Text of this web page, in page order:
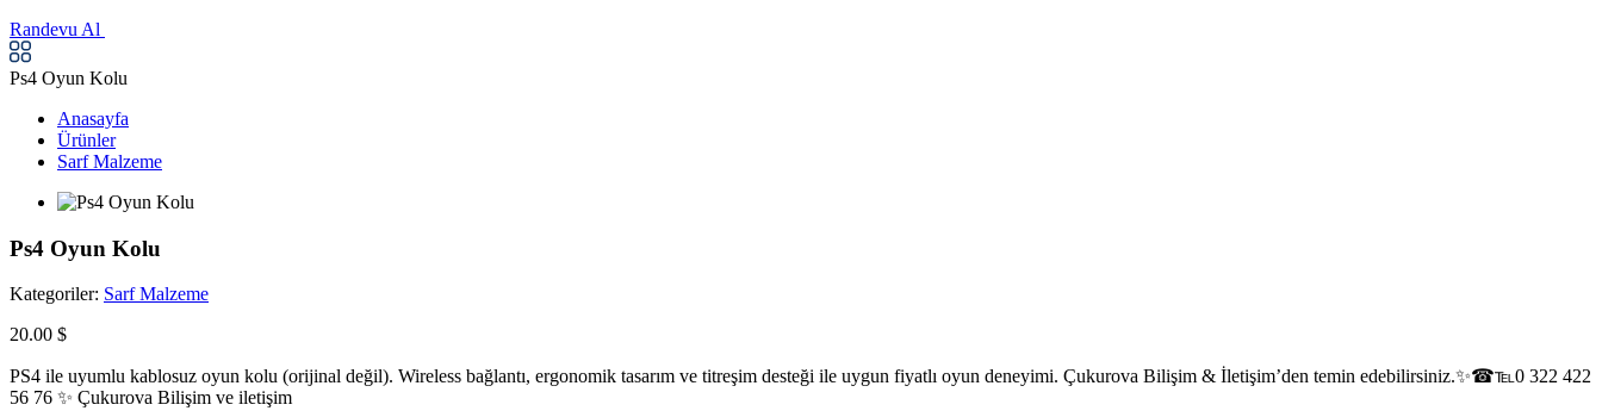
Randevu Al
Ps4 Oyun Kolu
Anasayfa
Ürünler
Sarf Malzeme
Ps4 Oyun Kolu
Kategoriler: Sarf Malzeme
20.00 $
PS4 ile uyumlu kablosuz oyun kolu (orijinal değil). Wireless bağlantı, ergonomik tasarım ve titreşim desteği ile uygun fiyatlı oyun deneyimi. Çukurova Bilişim & İletişim’den temin edebilirsiniz.✨☎℡0 322 422
56 76 ✨ Çukurova Bilişim ve iletişim